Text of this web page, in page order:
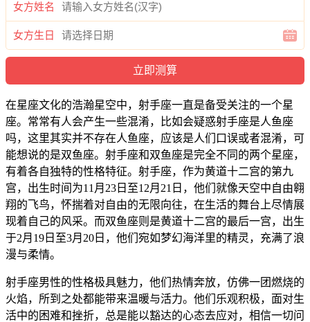
女方姓名
女方生日
在星座文化的浩瀚星空中，射手座一直是备受关注的一个星
座。常常有人会产生一些混淆，比如会疑惑射手座是人鱼座
吗，这里其实并不存在人鱼座，应该是人们口误或者混淆，可
能想说的是双鱼座。射手座和双鱼座是完全不同的两个星座，
有着各自独特的性格特征。射手座，作为黄道十二宫的第九
宫，出生时间为11月23日至12月21日，他们就像天空中自由翱
翔的飞鸟，怀揣着对自由的无限向往，在生活的舞台上尽情展
现着自己的风采。而双鱼座则是黄道十二宫的最后一宫，出生
于2月19日至3月20日，他们宛如梦幻海洋里的精灵，充满了浪
漫与柔情。
射手座男性的性格极具魅力，他们热情奔放，仿佛一团燃烧的
火焰，所到之处都能带来温暖与活力。他们乐观积极，面对生
活中的困难和挫折，总是能以豁达的心态去应对，相信一切问